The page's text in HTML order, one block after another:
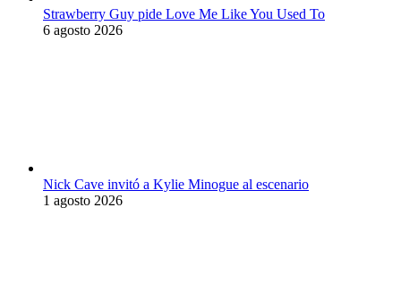
Strawberry Guy pide Love Me Like You Used To
6 agosto 2026
Nick Cave invitó a Kylie Minogue al escenario
1 agosto 2026